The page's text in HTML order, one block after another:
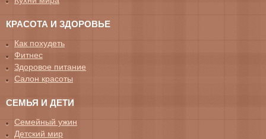
КРАСОТА И ЗДОРОВЬЕ
Как похудеть
Фитнес
Здоровое питание
Салон красоты
СЕМЬЯ И ДЕТИ
Семейный ужин
Детский мир